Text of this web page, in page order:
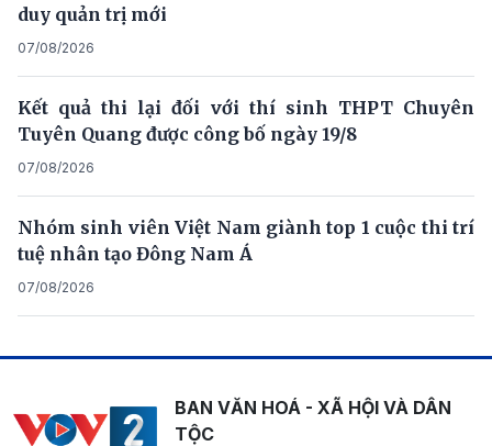
duy quản trị mới
07/08/2026
Kết quả thi lại đối với thí sinh THPT Chuyên
Tuyên Quang được công bố ngày 19/8
07/08/2026
Nhóm sinh viên Việt Nam giành top 1 cuộc thi trí
tuệ nhân tạo Đông Nam Á
07/08/2026
BAN VĂN HOÁ - XÃ HỘI VÀ DÂN
TỘC